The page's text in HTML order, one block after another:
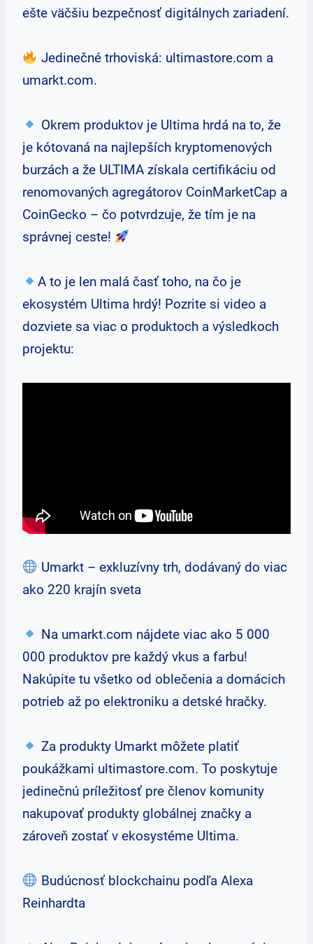
ešte väčšiu bezpečnosť digitálnych zariadení.
Jedinečné trhoviská: ultimastore.com a
umarkt.com.
Okrem produktov je Ultima hrdá na to, že
je kótovaná na najlepších kryptomenových
burzách a že ULTIMA získala certifikáciu od
renomovaných agregátorov CoinMarketCap a
CoinGecko – čo potvrdzuje, že tím je na
správnej ceste!
A to je len malá časť toho, na čo je
ekosystém Ultima hrdý! Pozrite si video a
dozviete sa viac o produktoch a výsledkoch
projektu:
Umarkt – exkluzívny trh, dodávaný do viac
ako 220 krajín sveta
Na umarkt.com nájdete viac ako 5 000
000 produktov pre každý vkus a farbu!
Nakúpite tu všetko od oblečenia a domácich
potrieb až po elektroniku a detské hračky.
Za produkty Umarkt môžete platiť
poukážkami ultimastore.com. To poskytuje
jedinečnú príležitosť pre členov komunity
nakupovať produkty globálnej značky a
zároveň zostať v ekosystéme Ultima.
Budúcnosť blockchainu podľa Alexa
Reinhardta